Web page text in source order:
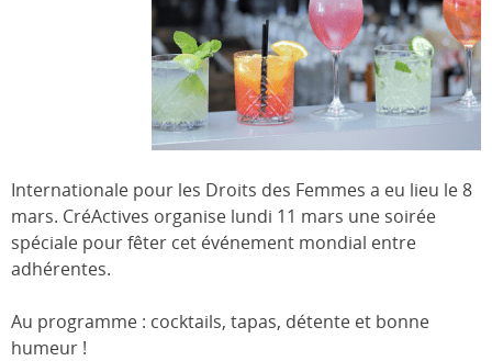
Internationale pour les Droits des Femmes a eu lieu le 8
mars. CréActives organise lundi 11 mars une soirée
spéciale pour fêter cet événement mondial entre
adhérentes.
Au programme : cocktails, tapas, détente et bonne
humeur !